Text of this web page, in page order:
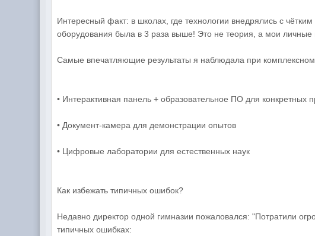
Интересный факт: в школах, где технологии внедрялись с
оборудования была в 3 раза выше! Это не теория, а мои личные
Самые впечатляющие результаты я наблюдала при
• Интерактивная панель + образовательное ПО для конкретных
• Документ-камера для демонстрации опытов
• Цифровые лаборатории для естественных наук
Как избежать типичных ошибок?
Недавно директор одной гимназии пожаловался: "Потратили
типичных ошибках: